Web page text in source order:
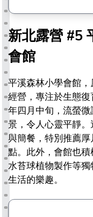
新北露營 #5
會館
平溪森林小學會館
經營，專注於生態
年四月中旬，流螢
景，令人心靈平靜
與簡餐，特別推薦
點。此外，會館也
水苔球植物製作等
生活的樂趣。